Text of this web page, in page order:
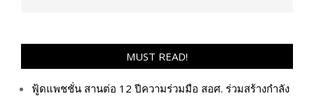
MUST READ!
ฟู้ดแพชชั่น สานต่อ 12 ปีความร่วมมือ สอศ. ร่วมสร้างกำลัง